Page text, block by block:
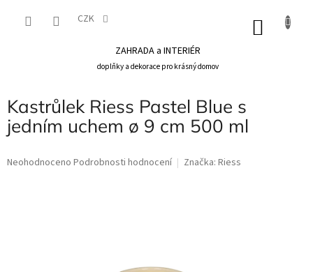
CZK
ZAHRADA a INTERIÉR
doplňky a dekorace pro krásný domov
Kastrůlek Riess Pastel Blue s
jedním uchem ø 9 cm 500 ml
Průměrné
Neohodnoceno Podrobnosti hodnocení Značka: Riess